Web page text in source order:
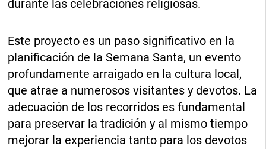
durante las celebraciones religiosas.
Este proyecto es un paso significativo en la
planificación de la Semana Santa, un evento
profundamente arraigado en la cultura local,
que atrae a numerosos visitantes y devotos. La
adecuación de los recorridos es fundamental
para preservar la tradición y al mismo tiempo
mejorar la experiencia tanto para los devotos